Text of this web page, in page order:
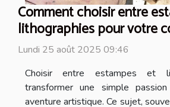
Comment choisir entre
lithographies pour votre
Lundi 25 août 2025 09:46
Choisir entre estampes et
transformer une simple
aventure artistique. Ce sujet,